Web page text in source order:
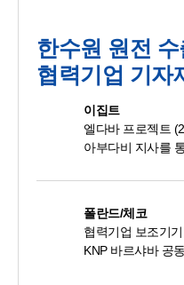
한수원 원전
협력기업 기자
이집트
엘다바 프로젝트
아부다비 지사를
폴란드/체코
협력기업 보조기
KNP 바르샤바 공